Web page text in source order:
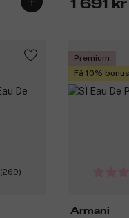
1 691 kr
(269)
Premium
Få 10% bonus
Armani